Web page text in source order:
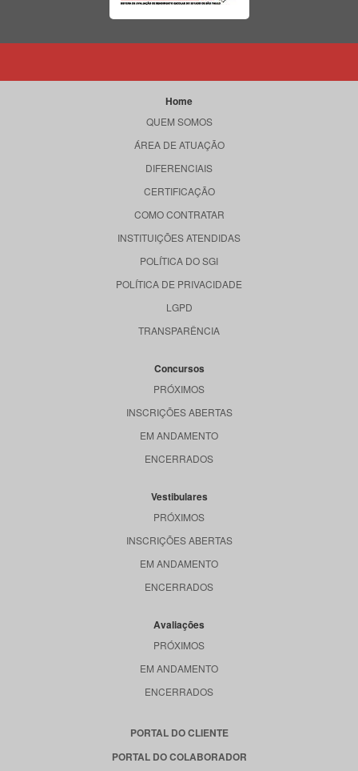
Home
QUEM SOMOS
ÁREA DE ATUAÇÃO
DIFERENCIAIS
CERTIFICAÇÃO
COMO CONTRATAR
INSTITUIÇÕES ATENDIDAS
POLÍTICA DO SGI
POLÍTICA DE PRIVACIDADE
LGPD
TRANSPARÊNCIA
Concursos
PRÓXIMOS
INSCRIÇÕES ABERTAS
EM ANDAMENTO
ENCERRADOS
Vestibulares
PRÓXIMOS
INSCRIÇÕES ABERTAS
EM ANDAMENTO
ENCERRADOS
Avaliações
PRÓXIMOS
EM ANDAMENTO
ENCERRADOS
PORTAL DO CLIENTE
PORTAL DO COLABORADOR